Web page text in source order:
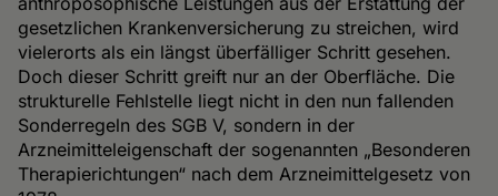
gesetzlichen Krankenversicherung zu streichen, wird
vielerorts als ein längst überfälliger Schritt gesehen.
Doch dieser Schritt greift nur an der Oberfläche. Die
strukturelle Fehlstelle liegt nicht in den nun fallenden
Sonderregeln des SGB V, sondern in der
Arzneimitteleigenschaft der sogenannten „Besonderen
Therapierichtungen“ nach dem Arzneimittelgesetz von